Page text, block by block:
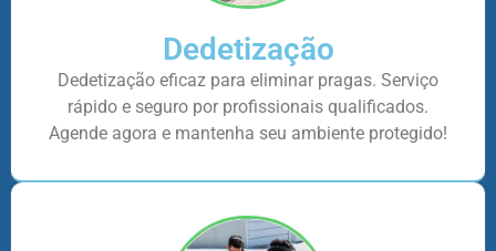
Dedetização
Dedetização eficaz para eliminar pragas. Serviço
rápido e seguro por profissionais qualificados.
Agende agora e mantenha seu ambiente protegido!